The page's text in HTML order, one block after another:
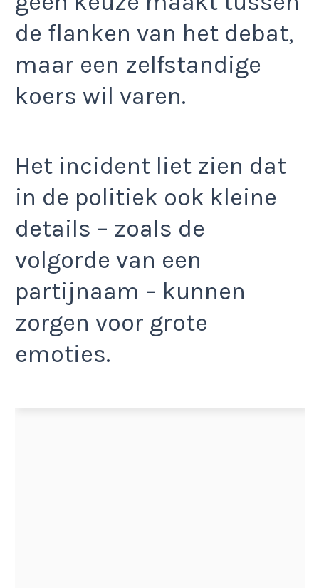
de flanken van het debat,
maar een zelfstandige
koers wil varen.
Het incident liet zien dat
in de politiek ook kleine
details – zoals de
volgorde van een
partijnaam – kunnen
zorgen voor grote
emoties.